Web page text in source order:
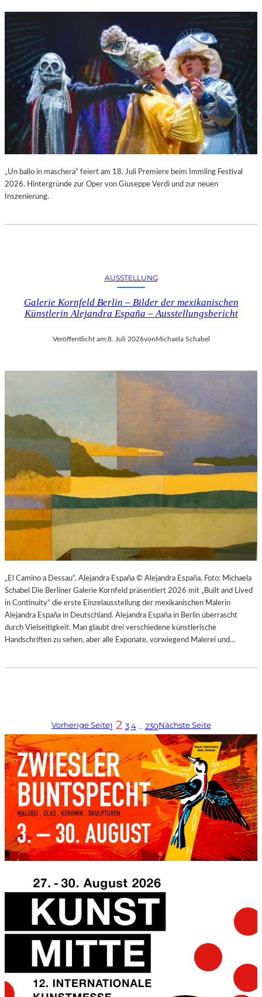
„Un ballo in maschera“ feiert am 18. Juli Premiere beim Immling Festival
2026. Hintergründe zur Oper von Giuseppe Verdi und zur neuen
Inszenierung.
AUSSTELLUNG
Galerie Kornfeld Berlin – Bilder der mexikanischen
Künstlerin Alejandra España – Ausstellungsbericht
Veröffentlicht am:8. Juli 2026vonMichaela Schabel
„El Camino a Dessau“, Alejandra España © Alejandra España, Foto: Michaela
Schabel Die Berliner Galerie Kornfeld präsentiert 2026 mit „Built and Lived
in Continuity“ die erste Einzelausstellung der mexikanischen Malerin
Alejandra España in Deutschland. Alejandra España in Berlin überrascht
durch Vielseitigkeit. Man glaubt drei verschiedene künstlerische
Handschriften zu sehen, aber alle Exponate, vorwiegend Malerei und…
Vorherige Seite1 2 3 4 … 230Nächste Seite